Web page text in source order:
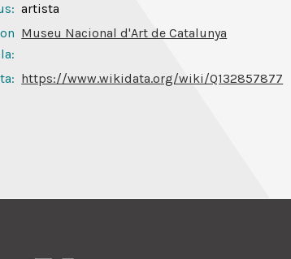
artista
Museu Nacional d'Art de Catalunya
https://www.wikidata.org/wiki/Q132857877